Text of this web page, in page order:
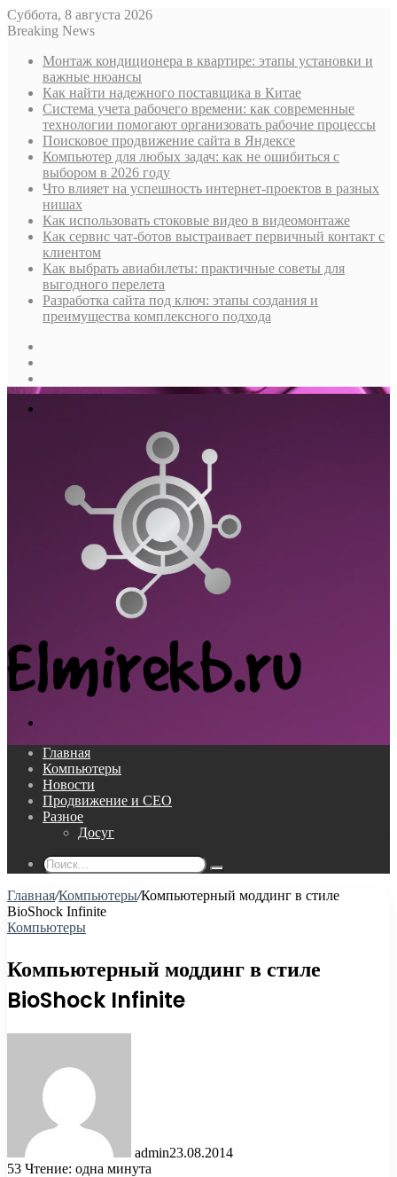
Суббота, 8 августа 2026
Breaking News
Монтаж кондиционера в квартире: этапы установки и
важные нюансы
Как найти надежного поставщика в Китае
Система учета рабочего времени: как современные
технологии помогают организовать рабочие процессы
Поисковое продвижение сайта в Яндексе
Компьютер для любых задач: как не ошибиться с
выбором в 2026 году
Что влияет на успешность интернет-проектов в разных
нишах
Как использовать стоковые видео в видеомонтаже
Как сервис чат-ботов выстраивает первичный контакт с
клиентом
Как выбрать авиабилеты: практичные советы для
выгодного перелета
Разработка сайта под ключ: этапы создания и
преимущества комплексного подхода
In
Главная
Компьютеры
Новости
Продвижение и СЕО
Разное
Досуг
Поиск...
Главная/Компьютеры/Компьютерный моддинг в стиле
BioShock Infinite
Компьютеры
Компьютерный моддинг в стиле
BioShock Infinite
admin23.08.2014
53 Чтение: одна минута